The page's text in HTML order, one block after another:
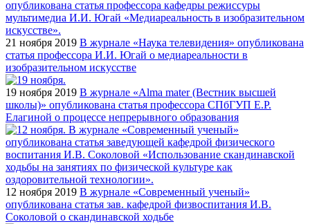
21 ноября 2019 В журнале «Наука телевидения» опубликована
статья профессора И.И. Югай о медиареальности в
изобразительном искусстве
19 ноября 2019 В журнале «Alma mater (Вестник высшей
школы)» опубликована статья профессора СПбГУП Е.Р.
Елагиной о процессе непрерывного образования
12 ноября 2019 В журнале «Современный ученый»
опубликована статья зав. кафедрой физвоспитания И.В.
Соколовой о скандинавской ходьбе